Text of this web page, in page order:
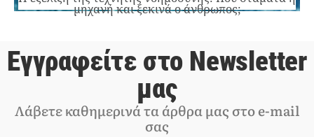
μηχανή και ξεκινά ο άνθρωπος;
Εγγραφείτε στο Newsletter
μας
Λάβετε καθημερινά τα άρθρα μας στο e-mail
σας